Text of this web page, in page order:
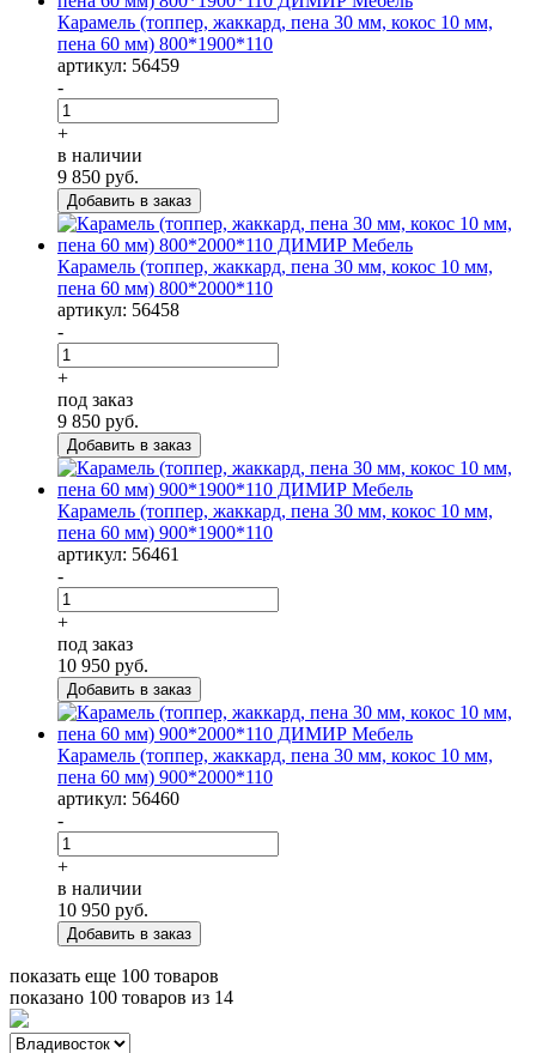
Карамель (топпер, жаккард, пена 30 мм, кокос 10 мм,
пена 60 мм) 800*1900*110
артикул: 56459
-
+
в наличии
9 850 руб.
Карамель (топпер, жаккард, пена 30 мм, кокос 10 мм,
пена 60 мм) 800*2000*110
артикул: 56458
-
+
под заказ
9 850 руб.
Карамель (топпер, жаккард, пена 30 мм, кокос 10 мм,
пена 60 мм) 900*1900*110
артикул: 56461
-
+
под заказ
10 950 руб.
Карамель (топпер, жаккард, пена 30 мм, кокос 10 мм,
пена 60 мм) 900*2000*110
артикул: 56460
-
+
в наличии
10 950 руб.
показать еще 100 товаров
показано 100 товаров из 14